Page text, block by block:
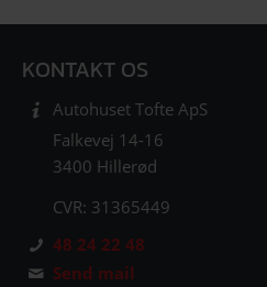
KONTAKT OS
Autohuset Tofte ApS
Falkevej 14-16
3400 Hillerød
CVR: 31365449
48 24 22 48
Send mail